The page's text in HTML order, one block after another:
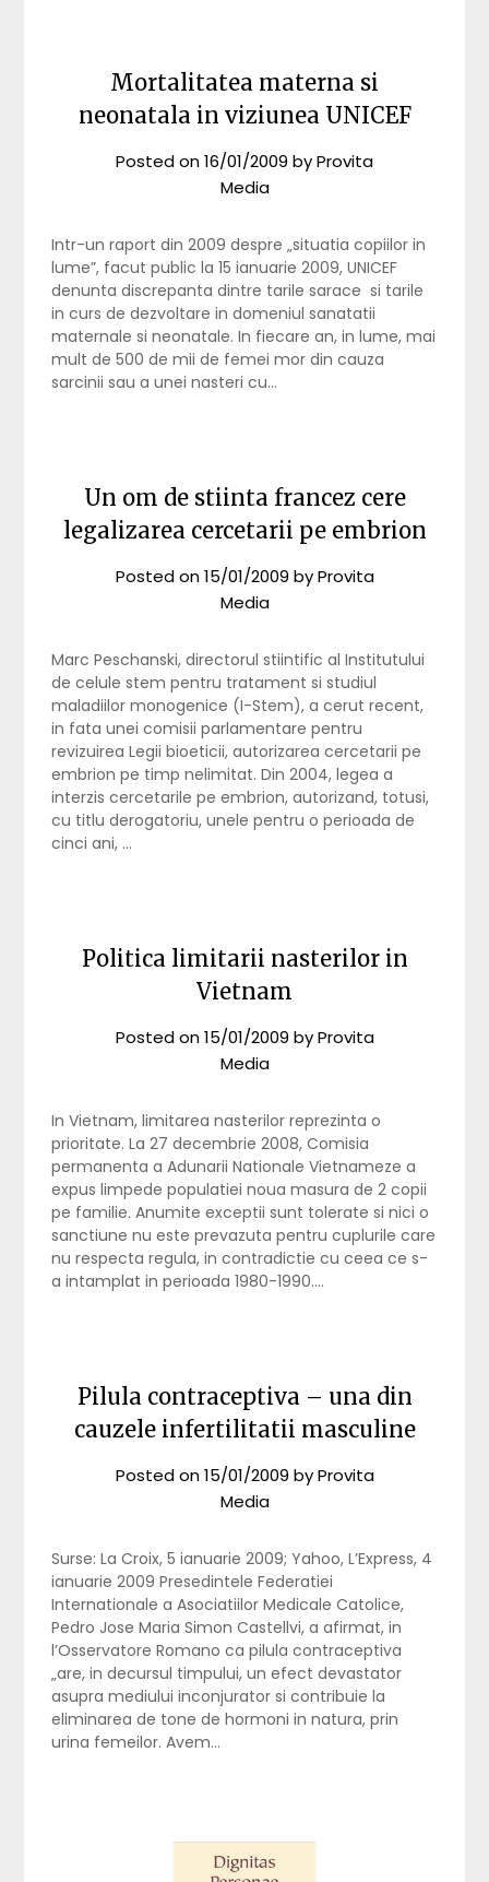
Mortalitatea materna si
neonatala in viziunea UNICEF
Posted on16/01/2009 byProvita
Media
Intr-un raport din 2009 despre „situatia copiilor in
lume”, facut public la 15 ianuarie 2009, UNICEF
denunta discrepanta dintre tarile sarace si tarile
in curs de dezvoltare in domeniul sanatatii
maternale si neonatale. In fiecare an, in lume, mai
mult de 500 de mii de femei mor din cauza
sarcinii sau a unei nasteri cu…
Un om de stiinta francez cere
legalizarea cercetarii pe embrion
Posted on15/01/2009 byProvita
Media
Marc Peschanski, directorul stiintific al Institutului
de celule stem pentru tratament si studiul
maladiilor monogenice (I-Stem), a cerut recent,
in fata unei comisii parlamentare pentru
revizuirea Legii bioeticii, autorizarea cercetarii pe
embrion pe timp nelimitat. Din 2004, legea a
interzis cercetarile pe embrion, autorizand, totusi,
cu titlu derogatoriu, unele pentru o perioada de
cinci ani, …
Politica limitarii nasterilor in
Vietnam
Posted on15/01/2009 byProvita
Media
In Vietnam, limitarea nasterilor reprezinta o
prioritate. La 27 decembrie 2008, Comisia
permanenta a Adunarii Nationale Vietnameze a
expus limpede populatiei noua masura de 2 copii
pe familie. Anumite exceptii sunt tolerate si nici o
sanctiune nu este prevazuta pentru cuplurile care
nu respecta regula, in contradictie cu ceea ce s-
a intamplat in perioada 1980-1990….
Pilula contraceptiva – una din
cauzele infertilitatii masculine
Posted on15/01/2009 byProvita
Media
Surse: La Croix, 5 ianuarie 2009; Yahoo, L’Express, 4
ianuarie 2009 Presedintele Federatiei
Internationale a Asociatiilor Medicale Catolice,
Pedro Jose Maria Simon Castellvi, a afirmat, in
l’Osservatore Romano ca pilula contraceptiva
„are, in decursul timpului, un efect devastator
asupra mediului inconjurator si contribuie la
eliminarea de tone de hormoni in natura, prin
urina femeilor. Avem…